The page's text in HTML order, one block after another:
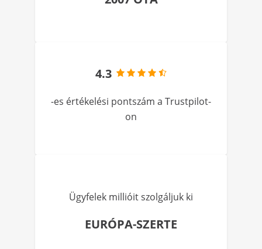
4.3
-es értékelési pontszám a Trustpilot-
on
Ügyfelek millióit szolgáljuk ki
EURÓPA-SZERTE